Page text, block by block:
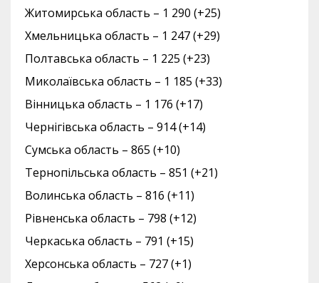
Житомирська область – 1 290 (+25)
Хмельницька область – 1 247 (+29)
Полтавська область – 1 225 (+23)
Миколаївська область – 1 185 (+33)
Вінницька область – 1 176 (+17)
Чернігівська область – 914 (+14)
Сумська область – 865 (+10)
Тернопільська область – 851 (+21)
Волинська область – 816 (+11)
Рівненська область – 798 (+12)
Черкаська область – 791 (+15)
Херсонська область – 727 (+1)